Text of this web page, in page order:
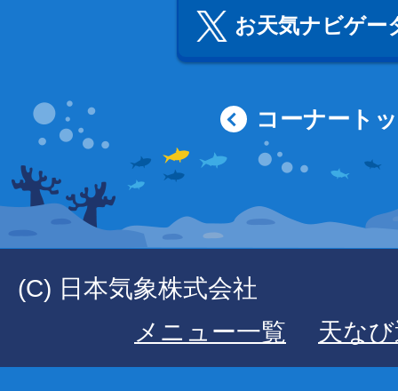
お天気ナビゲー
コーナート
(C) 日本気象株式会社
メニュー一覧
天な